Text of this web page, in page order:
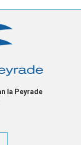
la Peyrade